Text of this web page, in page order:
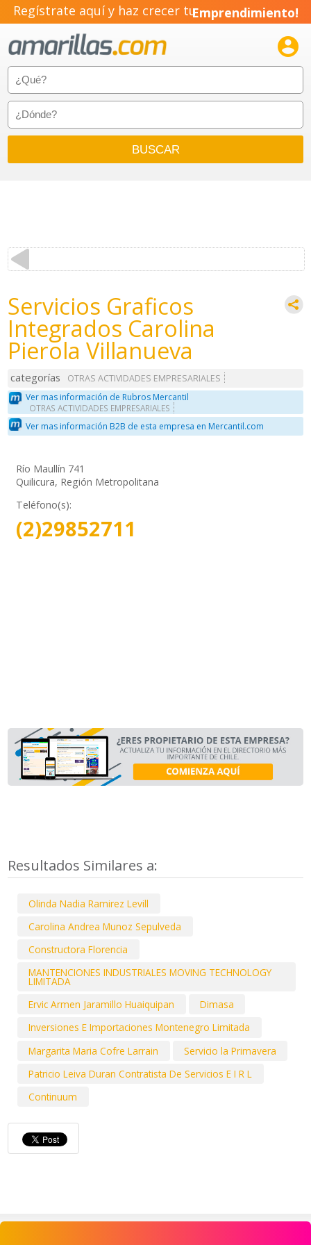
Regístrate aquí y haz crecer tuEmprendimiento!

Servicios Graficos
Integrados Carolina
Pierola Villanueva
categorías
OTRAS ACTIVIDADES EMPRESARIALES
Ver mas información de Rubros Mercantil
OTRAS ACTIVIDADES EMPRESARIALES
Ver mas información B2B de esta empresa en Mercantil.com
Río Maullín 741
Quilicura, Región Metropolitana
Teléfono(s):
(2)29852711
Resultados Similares a:
Olinda Nadia Ramirez Levill
Carolina Andrea Munoz Sepulveda
Constructora Florencia
MANTENCIONES INDUSTRIALES MOVING TECHNOLOGY
LIMITADA
Ervic Armen Jaramillo Huaiquipan
Dimasa
Inversiones E Importaciones Montenegro Limitada
Margarita Maria Cofre Larrain
Servicio la Primavera
Patricio Leiva Duran Contratista De Servicios E I R L
Continuum